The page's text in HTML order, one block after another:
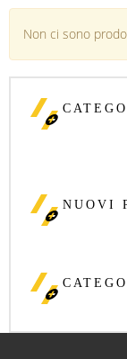
Non ci sono
NUOVI